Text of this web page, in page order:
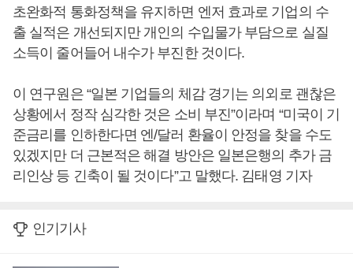
초완화적 통화정책을 유지하면 엔저 효과로 기업의 수
출 실적은 개선되지만 개인의 수입물가 부담으로 실질
소득이 줄어들어 내수가 부진한 것이다.
이 연구원은 “일본 기업들의 체감 경기는 의외로 괜찮은
상황에서 정작 심각한 것은 소비 부진”이라며 “미국이 기
준금리를 인하한다면 엔/달러 환율이 안정을 찾을 수도
있겠지만 더 근본적은 해결 방안은 일본은행의 추가 금
리인상 등 긴축이 될 것이다”고 말했다. 김태영 기자
인기기사